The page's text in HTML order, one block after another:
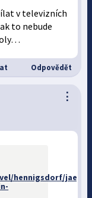
v televizních
to nebude
Odpovědět
⋮
hennigsdorf/